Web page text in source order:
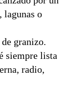
lagunas o
granizo.
siempre lista
radio,